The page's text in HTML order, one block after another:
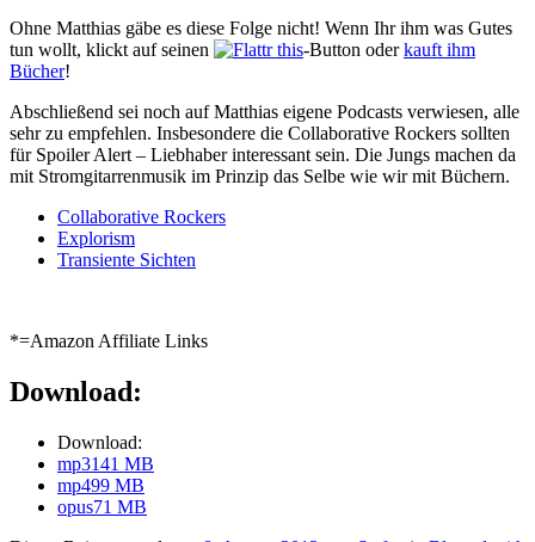
Ohne Matthias gäbe es diese Folge nicht! Wenn Ihr ihm was Gutes
tun wollt, klickt auf seinen
-Button oderkauft ihm
Bücher!
Abschließend sei noch auf Matthias eigene Podcasts verwiesen, alle
sehr zu empfehlen. Insbesondere die Collaborative Rockers sollten
für Spoiler Alert – Liebhaber interessant sein. Die Jungs machen da
mit Stromgitarrenmusik im Prinzip das Selbe wie wir mit Büchern.
Collaborative Rockers
Explorism
Transiente Sichten
*=Amazon Affiliate Links
Download:
Download:
mp3141 MB
mp499 MB
opus71 MB